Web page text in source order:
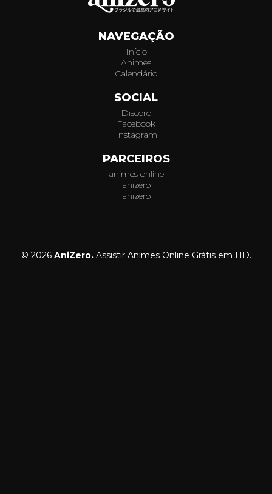
NAVEGAÇÃO
Início
Animes
Calendário
SOCIAL
Discord
Facebook
Instagram
PARCEIROS
animes online
anizero
anizero
© 2026 AniZero.Assistir Animes Online Grátis em HD.